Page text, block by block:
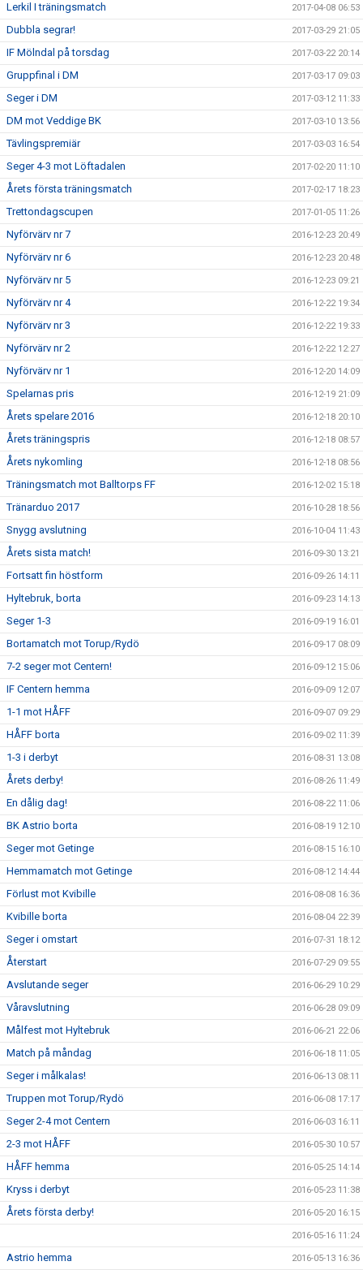
Lerkil I träningsmatch 2017-04-08 06:53
Dubbla segrar! 2017-03-29 21:05
IF Mölndal på torsdag 2017-03-22 20:14
Gruppfinal i DM 2017-03-17 09:03
Seger i DM 2017-03-12 11:33
DM mot Veddige BK 2017-03-10 13:56
Tävlingspremiär 2017-03-03 16:54
Seger 4-3 mot Löftadalen 2017-02-20 11:10
Årets första träningsmatch 2017-02-17 18:23
Trettondagscupen 2017-01-05 11:26
Nyförvärv nr 7 2016-12-23 20:49
Nyförvärv nr 6 2016-12-23 20:48
Nyförvärv nr 5 2016-12-23 09:21
Nyförvärv nr 4 2016-12-22 19:34
Nyförvärv nr 3 2016-12-22 19:33
Nyförvärv nr 2 2016-12-22 12:27
Nyförvärv nr 1 2016-12-20 14:09
Spelarnas pris 2016-12-19 21:09
Årets spelare 2016 2016-12-18 20:10
Årets träningspris 2016-12-18 08:57
Årets nykomling 2016-12-18 08:56
Träningsmatch mot Balltorps FF 2016-12-02 15:18
Tränarduo 2017 2016-10-28 18:56
Snygg avslutning 2016-10-04 11:43
Årets sista match! 2016-09-30 13:21
Fortsatt fin höstform 2016-09-26 14:11
Hyltebruk, borta 2016-09-23 14:13
Seger 1-3 2016-09-19 16:01
Bortamatch mot Torup/Rydö 2016-09-17 08:09
7-2 seger mot Centern! 2016-09-12 15:06
IF Centern hemma 2016-09-09 12:07
1-1 mot HÅFF 2016-09-07 09:29
HÅFF borta 2016-09-02 11:39
1-3 i derbyt 2016-08-31 13:08
Årets derby! 2016-08-26 11:49
En dålig dag! 2016-08-22 11:06
BK Astrio borta 2016-08-19 12:10
Seger mot Getinge 2016-08-15 16:10
Hemmamatch mot Getinge 2016-08-12 14:44
Förlust mot Kvibille 2016-08-08 16:36
Kvibille borta 2016-08-04 22:39
Seger i omstart 2016-07-31 18:12
Återstart 2016-07-29 09:55
Avslutande seger 2016-06-29 10:29
Våravslutning 2016-06-28 09:09
Målfest mot Hyltebruk 2016-06-21 22:06
Match på måndag 2016-06-18 11:05
Seger i målkalas! 2016-06-13 08:11
Truppen mot Torup/Rydö 2016-06-08 17:17
Seger 2-4 mot Centern 2016-06-03 16:11
2-3 mot HÅFF 2016-05-30 10:57
HÅFF hemma 2016-05-25 14:14
Kryss i derbyt 2016-05-23 11:38
Årets första derby! 2016-05-20 16:15
2016-05-16 11:24
Astrio hemma 2016-05-13 16:36